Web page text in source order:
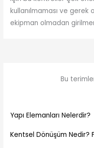
kullanılmaması ve gerek
ekipman olmadan
Bu
Yapı Elemanları Nelerdir?
Kentsel Dönüşüm Nedir?